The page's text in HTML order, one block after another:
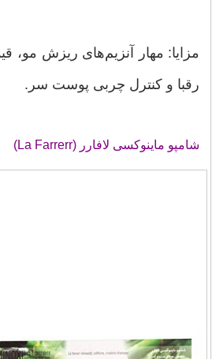
مزایا: مهار آنزیم‌های ریزش مو،
رقبا و کنترل چربی پوست سر.
شامپو ماینوکسی لافارر (La Farrerr)